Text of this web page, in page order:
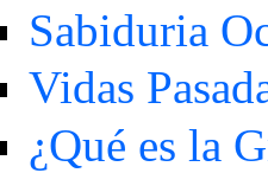
Sabiduria
Vidas
¿Qué es la